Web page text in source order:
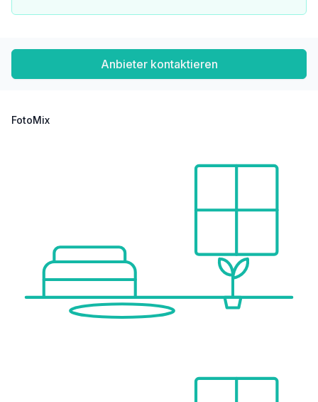
Anbieter kontaktieren
FotoMix